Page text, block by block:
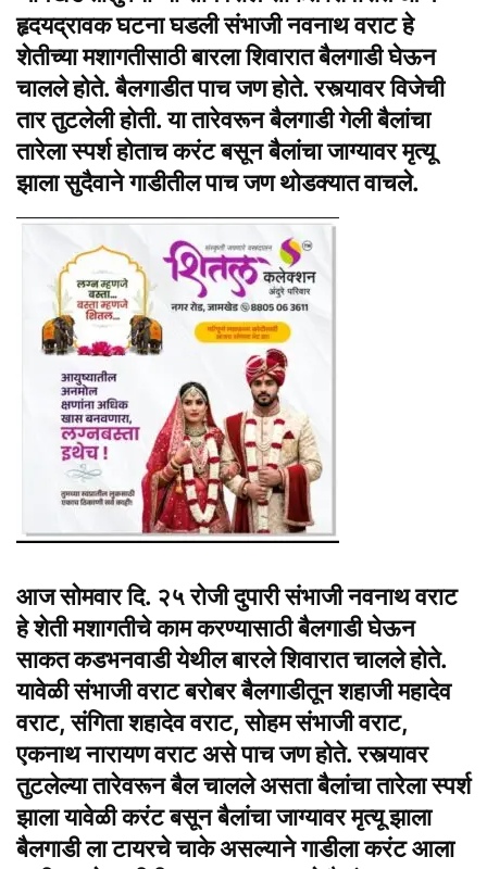
हृदयद्रावक घटना घडली संभाजी नवनाथ वराट हे
शेतीच्या मशागतीसाठी बारला शिवारात बैलगाडी घेऊन
चालले होते. बैलगाडीत पाच जण होते. रस्त्यावर विजेची
तार तुटलेली होती. या तारेवरून बैलगाडी गेली बैलांचा
तारेला स्पर्श होताच करंट बसून बैलांचा जाग्यावर मृत्यू
झाला सुदैवाने गाडीतील पाच जण थोडक्यात वाचले.
आज सोमवार दि. २५ रोजी दुपारी संभाजी नवनाथ वराट
हे शेती मशागतीचे काम करण्यासाठी बैलगाडी घेऊन
साकत कडभनवाडी येथील बारले शिवारात चालले होते.
यावेळी संभाजी वराट बरोबर बैलगाडीतून शहाजी महादेव
वराट, संगिता शहादेव वराट, सोहम संभाजी वराट,
एकनाथ नारायण वराट असे पाच जण होते. रस्त्यावर
तुटलेल्या तारेवरून बैल चालले असता बैलांचा तारेला स्पर्श
झाला यावेळी करंट बसून बैलांचा जाग्यावर मृत्यू झाला
बैलगाडी ला टायरचे चाके असल्याने गाडीला करंट आला